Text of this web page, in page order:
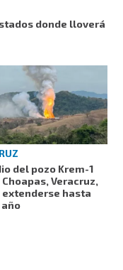
donde lloverá
del pozo Krem-1
Choapas, Veracruz,
extenderse hasta
año